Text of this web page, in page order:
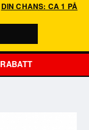
DIN CHANS: CA 1 PÅ